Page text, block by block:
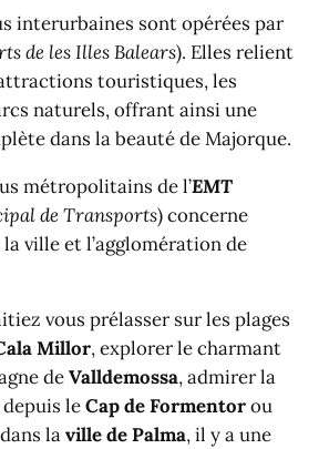
interurbaines sont opérées par
de les Illes Balears). Elles relient
touristiques, les
naturels, offrant ainsi une
dans la beauté de Majorque.
métropolitains de l’EMT
de Transports) concerne
ville et l’agglomération de
vous prélasser sur les plages
Millor, explorer le charmant
deValldemossa, admirer la
depuis leCap de Formentorou
laville de Palma, il y a une